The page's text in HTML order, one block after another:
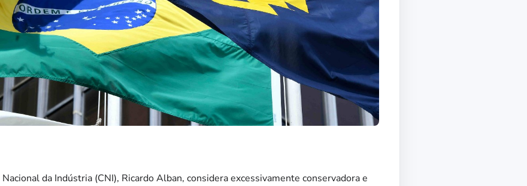
da Indústria (CNI), Ricardo Alban, considera excessivamente conservadora e